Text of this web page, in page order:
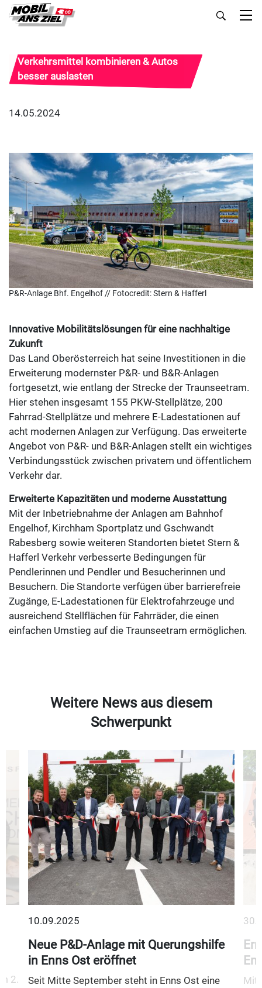
Verkehrsmittel kombinieren & Autos
besser auslasten
14.05.2024
P&R-Anlage Bhf. Engelhof // Fotocredit: Stern & Hafferl
Innovative Mobilitätslösungen für eine nachhaltige
Zukunft
Das Land Oberösterreich hat seine Investitionen in die
Erweiterung modernster P&R- und B&R-Anlagen
fortgesetzt, wie entlang der Strecke der Traunseetram.
Hier stehen insgesamt 155 PKW-Stellplätze, 200
Fahrrad-Stellplätze und mehrere E-Ladestationen auf
acht modernen Anlagen zur Verfügung. Das erweiterte
Angebot von P&R- und B&R-Anlagen stellt ein wichtiges
Verbindungsstück zwischen privatem und öffentlichem
Verkehr dar.
Erweiterte Kapazitäten und moderne Ausstattung
Mit der Inbetriebnahme der Anlagen am Bahnhof
Engelhof, Kirchham Sportplatz und Gschwandt
Rabesberg sowie weiteren Standorten bietet Stern &
Hafferl Verkehr verbesserte Bedingungen für
Pendlerinnen und Pendler und Besucherinnen und
Besuchern. Die Standorte verfügen über barrierefreie
Zugänge, E-Ladestationen für Elektrofahrzeuge und
ausreichend Stellflächen für Fahrräder, die einen
einfachen Umstieg auf die Traunseetram ermöglichen.
Weitere News aus diesem
Schwerpunkt
2.
10.09.2025
Neue P&D-Anlage mit Querungshilfe
in Enns Ost eröffnet
Seit Mitte September steht in Enns Ost eine
Mit